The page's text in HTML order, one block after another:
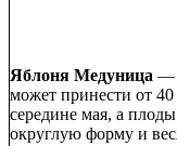
Яблоня Медуница —
может принести от
середине мая, а
округлую форму и